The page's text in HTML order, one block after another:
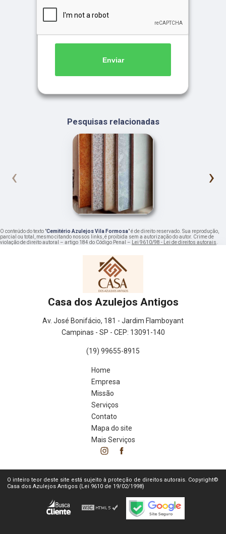
Enviar
Pesquisas relacionadas
‹ ›
O conteúdo do texto "Cemitério Azulejos Vila Formosa" é de direito reservado. Sua reprodução,
parcial ou total, mesmo citando nossos links, é proibida sem a autorização do autor. Crime de
violação de direito autoral – artigo 184 do Código Penal –
Lei 9610/98 - Lei de direitos autorais
Casa dos Azulejos Antigos
Av. José Bonifácio, 181 - Jardim Flamboyant
Campinas - SP - CEP: 13091-140
(19) 99655-8915
Home
Empresa
Missão
Serviços
Contato
Mapa do site
Mais Serviços
O inteiro teor deste site está sujeito à proteção de direitos autorais. Copyright©
Casa dos Azulejos Antigos (Lei 9610 de 19/02/1998)